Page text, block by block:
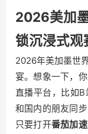
2026美加
锁沉浸式观
2026年美加墨世
宴。想象一下，
直播平台，比如B
和国内的朋友同
只要打开番茄加